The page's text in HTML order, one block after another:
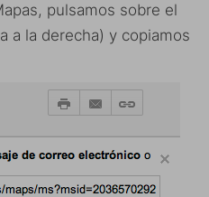
pulsamos sobre el
a la derecha) y copiamos